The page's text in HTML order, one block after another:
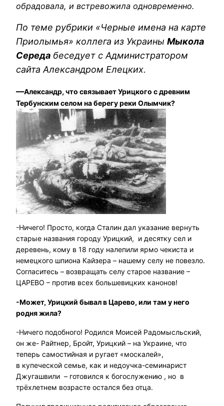
обрадовала, и встревожила одновременно.
По теме рубрики «Черные имена на карте
Приолымья» коллега из Украины Мыкола
Середа беседует с Администратором
сайта Александром Елецких.
—Александр, что связывает Урицкого с древним
Тербунским селом на берегу реки Олымчик?
-Ничего! Просто, когда Сталин дал указание вернуть
старые названия городу Урицкий, и десятку сел и
деревень, кому в 18 году налепили ярмо чекиста и
немецкого шпиона Кайзера – нашему селу не повезло.
Согласитесь – возвращать селу старое название –
ЦАРЕВО – против всех большевицких канонов!
-Может, Урицкий бывал в Царево, или там у него
родня жила?
-Ничего подобного! Родился Моисей Радомысльский,
он же- Райтнер, Бройт, Урицкий – на Украине, что
теперь самостийная и ругает «москалей»,
в купеческой семье, как и недоучка-семинарист
Джугашвили – готовился к богослужению , но в
трёхлетнем возрасте остался без отца.